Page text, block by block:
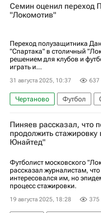
РПЛ 2026-2027 (Чемпионат
Семин оценил переход
"Локомотив"
Переход полузащитника
"Спартака" в столичный
решением для клубов и
играть и...
31 августа 2025, 10:37 637
Чертаново Футбол
Юрий Семин
Спартак Москва
РПЛ 2026-2027
Пиняев рассказал, что
продолжить
Юнайтед"
Футболист московского
рассказал журналистам,
интересовался им, но
процесс стажировки.
19 августа 2025, 18:28 375